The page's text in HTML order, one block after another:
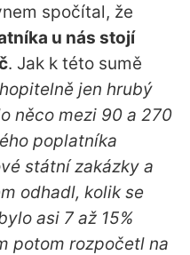
spočítal, že
u nás stojí
. Jak k této sumě
jen hrubý
něco mezi 90 a 270
poplatníka
státní zakázky a
odhadl, kolik se
asi 7 až 15%
potom rozpočetl na